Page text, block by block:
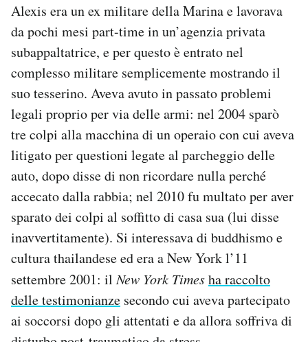
Alexis era un ex militare della Marina e lavorava
da pochi mesi part-time in un’agenzia privata
subappaltatrice, e per questo è entrato nel
complesso militare semplicemente mostrando il
suo tesserino. Aveva avuto in passato problemi
legali proprio per via delle armi: nel 2004 sparò
tre colpi alla macchina di un operaio con cui aveva
litigato per questioni legate al parcheggio delle
auto, dopo disse di non ricordare nulla perché
accecato dalla rabbia; nel 2010 fu multato per aver
sparato dei colpi al soffitto di casa sua (lui disse
inavvertitamente). Si interessava di buddhismo e
cultura thailandese ed era a New York l’11
settembre 2001: ilNew York Timesha raccolto
delle testimonianze secondo cui aveva partecipato
ai soccorsi dopo gli attentati e da allora soffriva di